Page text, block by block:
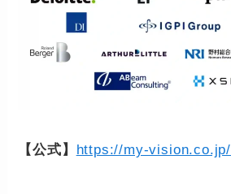
【公式】 https://my-vision.co.jp/